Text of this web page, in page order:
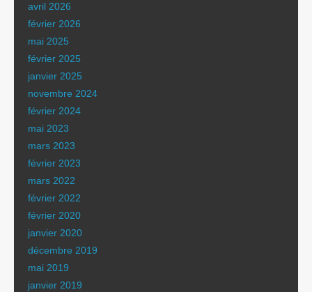
avril 2026
février 2026
mai 2025
février 2025
janvier 2025
novembre 2024
février 2024
mai 2023
mars 2023
février 2023
mars 2022
février 2022
février 2020
janvier 2020
décembre 2019
mai 2019
janvier 2019